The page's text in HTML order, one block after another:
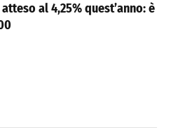
al 4,25% quest’anno: è